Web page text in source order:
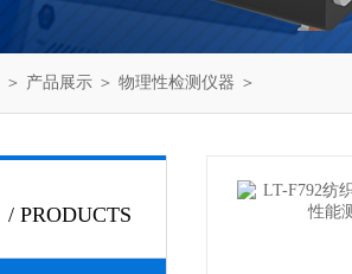
＞ 产品展示 ＞ 物理性检测仪器 ＞
/ PRODUCTS